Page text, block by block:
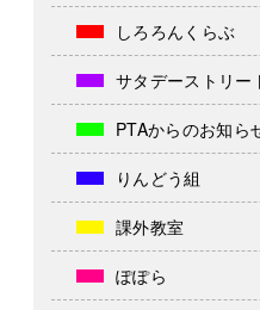
しろろんくらぶ
サタデーストリー
PTAからのお知ら
りんどう組
課外教室
ぽぽら